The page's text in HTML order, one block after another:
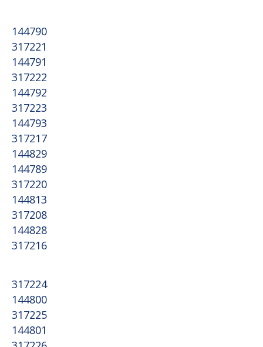
144790
317221
144791
317222
144792
317223
144793
317217
144829
144789
317220
144813
317208
144828
317216
317224
144800
317225
144801